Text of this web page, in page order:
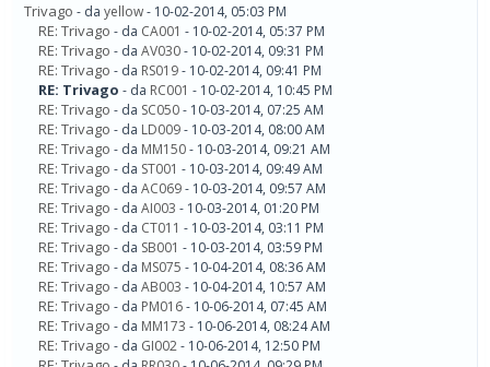
Trivago - da yellow- 10-02-2014, 05:03 PM
RE: Trivago - da CA001 - 10-02-2014, 05:37 PM
RE: Trivago - da AV030- 10-02-2014, 09:31 PM
RE: Trivago - da RS019- 10-02-2014, 09:41 PM
RE: Trivago - da RC001 - 10-02-2014, 10:45 PM
RE: Trivago - da SC050- 10-03-2014, 07:25 AM
RE: Trivago - da LD009- 10-03-2014, 08:00 AM
RE: Trivago - da MM150- 10-03-2014, 09:21 AM
RE: Trivago - da ST001 - 10-03-2014, 09:49 AM
RE: Trivago - da AC069- 10-03-2014, 09:57 AM
RE: Trivago - da AI003 - 10-03-2014, 01:20 PM
RE: Trivago - da CT011 - 10-03-2014, 03:11 PM
RE: Trivago - da SB001 - 10-03-2014, 03:59 PM
RE: Trivago - da MS075 - 10-04-2014, 08:36 AM
RE: Trivago - da AB003 - 10-04-2014, 10:57 AM
RE: Trivago - da PM016- 10-06-2014, 07:45 AM
RE: Trivago - da MM173 - 10-06-2014, 08:24 AM
RE: Trivago - da GI002- 10-06-2014, 12:50 PM